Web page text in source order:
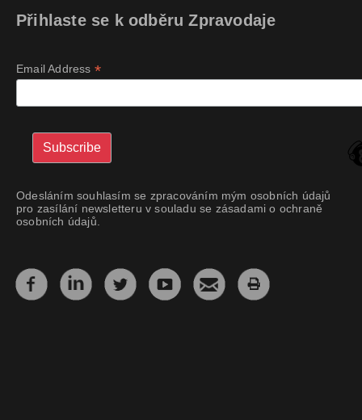
Přihlaste se k odběru Zpravodaje
Email Address *
Odesláním souhlasím se zpracováním mým osobních údajů
pro zasílání newsletteru v souladu se zásadami o ochraně
osobních údajů.